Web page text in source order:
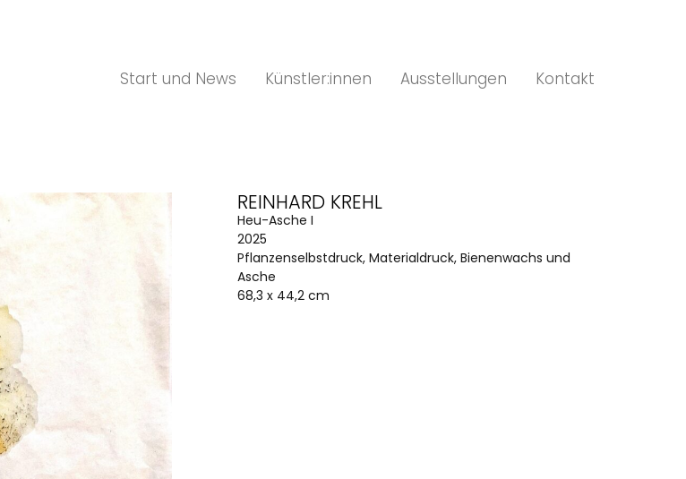
Start und News Künstler:innen Ausstellungen Kontakt
REINHARD KREHL
Heu-Asche I
2025
Pflanzenselbstdruck, Materialdruck, Bienenwachs und
Asche
68,3 x 44,2 cm